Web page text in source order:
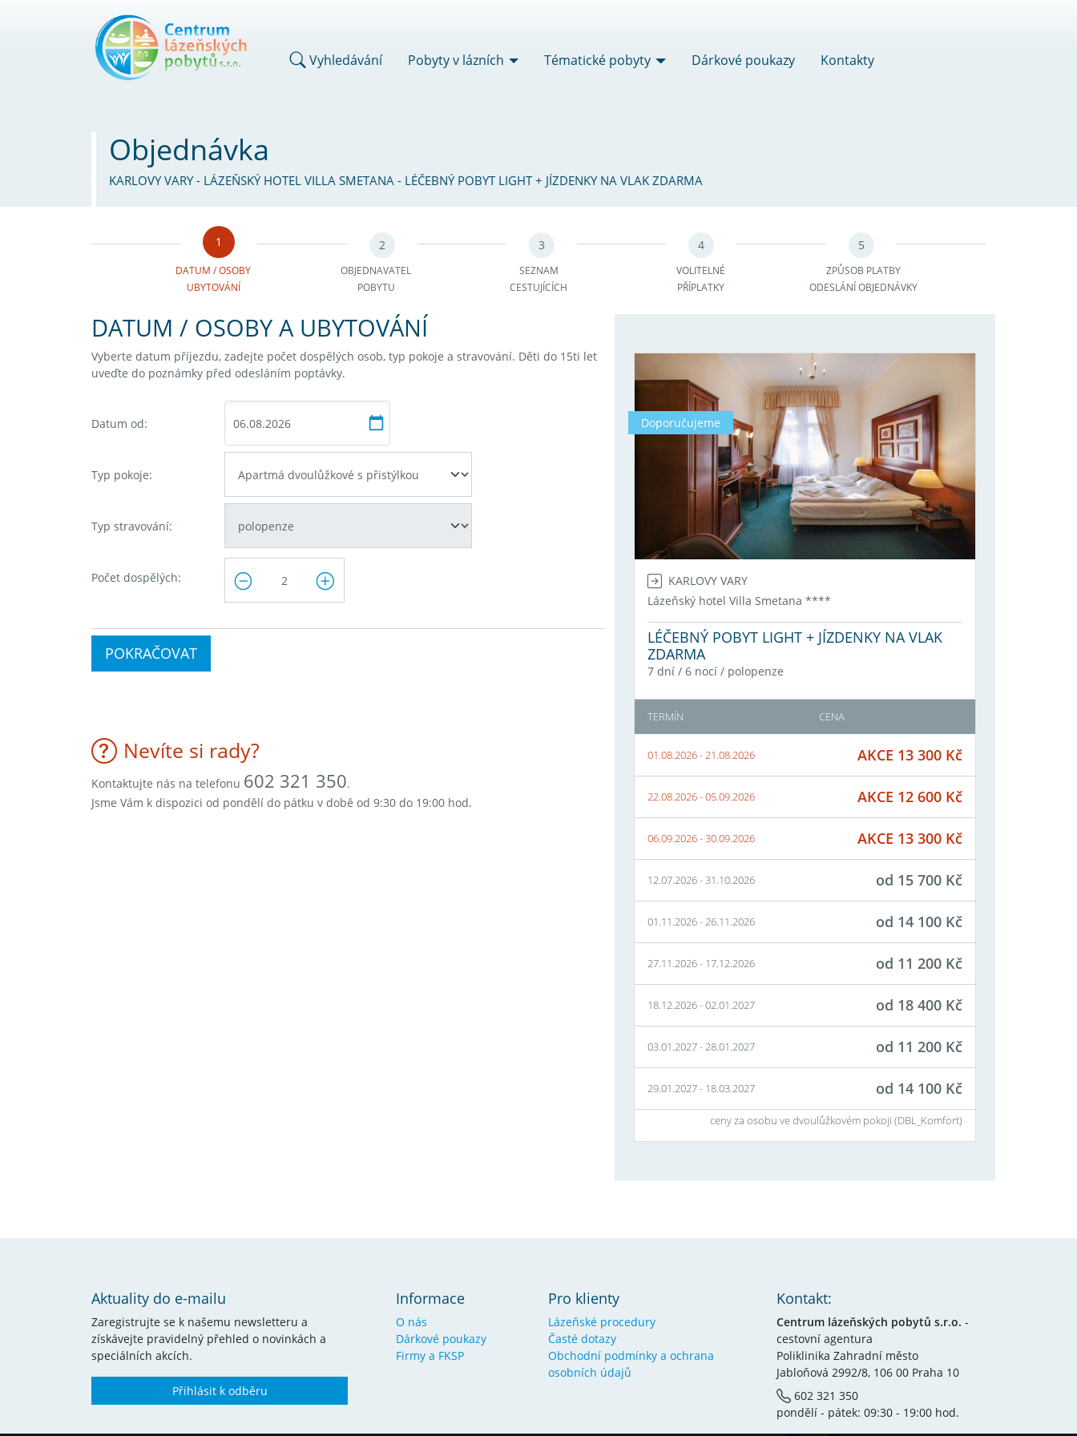
Vyhledávání Pobyty v lázních Tématické pobyty Dárkové poukazy Kontakty
Objednávka
KARLOVY VARY - LÁZEŇSKÝ HOTEL VILLA SMETANA - LÉČEBNÝ POBYT LIGHT + JÍZDENKY NA VLAK ZDARMA
1 2 3 4 5
DATUM / OSOBY
UBYTOVÁNÍ
OBJEDNAVATEL
POBYTU
SEZNAM
CESTUJÍCÍCH
VOLITELNÉ
PŘÍPLATKY
ZPŮSOB PLATBY
ODESLÁNÍ OBJEDNÁVKY
DATUM / OSOBY A UBYTOVÁNÍ
Vyberte datum příjezdu, zadejte počet dospělých osob, typ pokoje a stravování. Děti do 15ti let
uveďte do poznámky před odesláním poptávky.
Datum od:
Typ pokoje:
Typ stravování:
Počet dospělých:
POKRAČOVAT
Nevíte si rady?
Kontaktujte nás na telefonu 602 321 350.
Jsme Vám k dispozici od pondělí do pátku v době od 9:30 do 19:00 hod.
Doporučujeme
KARLOVY VARY
Lázeňský hotel Villa Smetana ****
LÉČEBNÝ POBYT LIGHT + JÍZDENKY NA VLAK
ZDARMA
7 dní / 6 nocí / polopenze
TERMÍN CENA
01.08.2026-21.08.2026 AKCE 13 300 Kč
22.08.2026-05.09.2026 AKCE 12 600 Kč
06.09.2026-30.09.2026 AKCE 13 300 Kč
12.07.2026-31.10.2026 od 15 700 Kč
01.11.2026-26.11.2026 od 14 100 Kč
27.11.2026- 17.12.2026 od 11 200 Kč
18.12.2026-02.01.2027 od 18 400 Kč
03.01.2027-28.01.2027 od 11 200 Kč
29.01.2027- 18.03.2027 od 14 100 Kč
ceny za osobu ve dvoulůžkovém pokoji (DBL_Komfort)
Aktuality do e-mailu
Zaregistrujte se k našemu newsletteru a
získávejte pravidelný přehled o novinkách a
speciálních akcích.
Přihlásit k odběru
Informace
O nás
Dárkové poukazy
Firmy a FKSP
Pro klienty
Lázeňské procedury
Časté dotazy
Obchodní podmínky a ochrana
osobních údajů
Kontakt:
Centrum lázeňských pobytů s.r.o. -
cestovní agentura
Poliklinika Zahradní město
Jabloňová 2992/8, 106 00 Praha 10
602 321 350
pondělí - pátek: 09:30 - 19:00 hod.